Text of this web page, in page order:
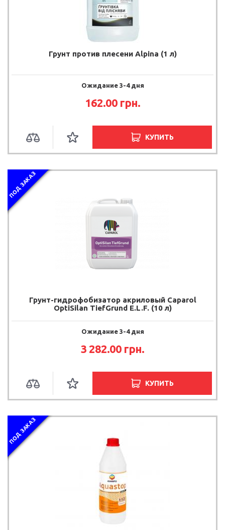
Грунт против плесени Alpina (1 л)
Ожидание 3-4 дня
162.00 грн.
КУПИТЬ
ПОД ЗАКАЗ
Грунт-гидрофобизатор акриловый Caparol
OptiSilan TiefGrund E.L.F. (10 л)
Ожидание 3-4 дня
3 282.00 грн.
КУПИТЬ
ПОД ЗАКАЗ